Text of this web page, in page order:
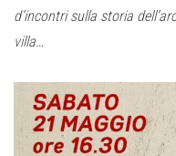
d’incontri sulla storia
villa…